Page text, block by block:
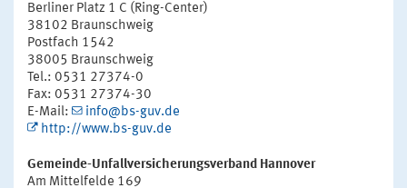
Berliner Platz 1 C (Ring-Center)
38102 Braunschweig
Postfach 1542
38005 Braunschweig
Tel.: 0531 27374-0
Fax: 0531 27374-30
E-Mail:
info@bs-guv.de
http://www.bs-guv.de
Gemeinde-Unfallversicherungsverband Hannover
Am Mittelfelde 169